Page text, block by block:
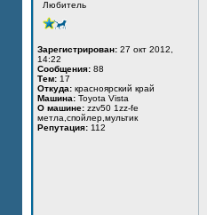
Любитель
Зарегистрирован: 27 окт 2012,
14:22
Сообщения: 88
Тем: 17
Откуда: красноярский край
Машина: Toyota Vista
О машине: zzv50 1zz-fe
метла,спойлер,мультик
Репутация: 112